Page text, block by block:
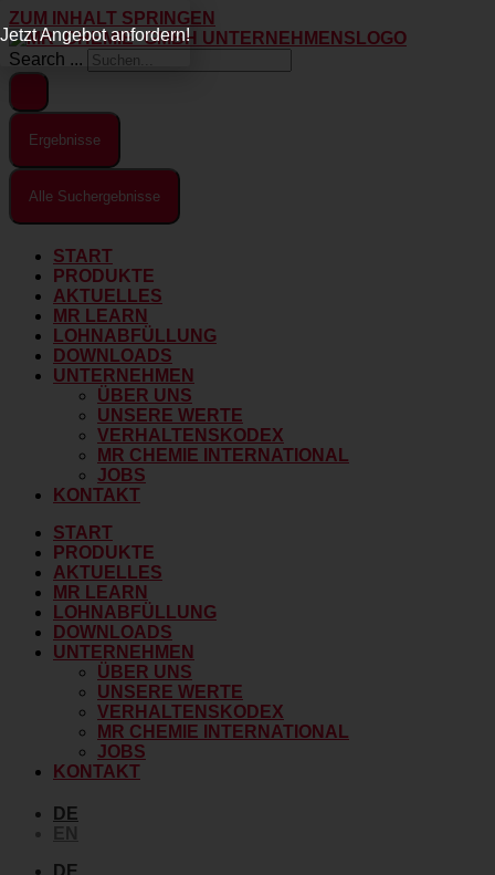
ZUM INHALT SPRINGEN
Search ...
Ergebnisse
Alle Suchergebnisse
START
PRODUKTE
AKTUELLES
MR LEARN
LOHNABFÜLLUNG
DOWNLOADS
UNTERNEHMEN
ÜBER UNS
UNSERE WERTE
VERHALTENSKODEX
MR CHEMIE INTERNATIONAL
JOBS
KONTAKT
START
PRODUKTE
AKTUELLES
MR LEARN
LOHNABFÜLLUNG
DOWNLOADS
UNTERNEHMEN
ÜBER UNS
UNSERE WERTE
VERHALTENSKODEX
MR CHEMIE INTERNATIONAL
JOBS
KONTAKT
DE
DE
Jetzt Angebot anfordern!